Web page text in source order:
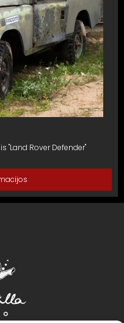
"Land Rover Defender"